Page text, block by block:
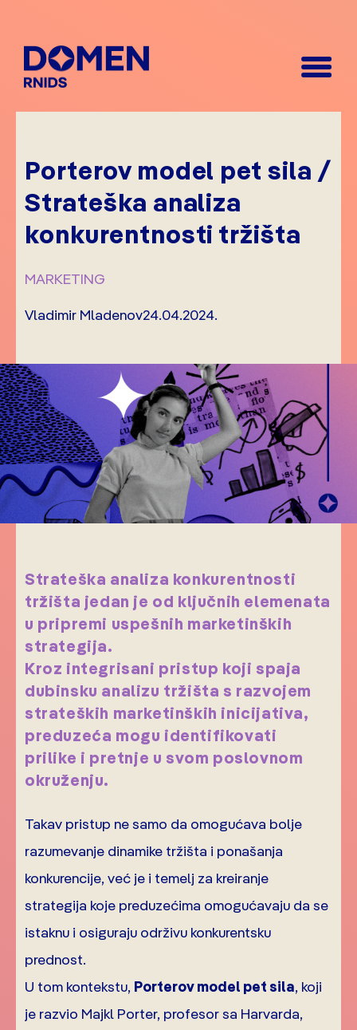
Porterov model pet sila /
Strateška analiza
konkurentnosti tržišta
MARKETING
Vladimir Mladenov24.04.2024.
Strateška analiza konkurentnosti
tržišta jedan je od ključnih elemenata
u pripremi uspešnih marketinških
strategija.
Kroz integrisani pristup koji spaja
dubinsku analizu tržišta s razvojem
strateških marketinških inicijativa,
preduzeća mogu identifikovati
prilike i pretnje u svom poslovnom
okruženju.
Takav pristup ne samo da omogućava bolje
razumevanje dinamike tržišta i ponašanja
konkurencije, već je i temelj za kreiranje
strategija koje preduzećima omogućavaju da se
istaknu i osiguraju održivu konkurentsku
prednost.
U tom kontekstu, Porterov model pet sila, koji
je razvio Majkl Porter, profesor sa Harvarda,